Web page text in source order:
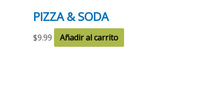
PIZZA & SODA
$9.99 Añadir al carrito